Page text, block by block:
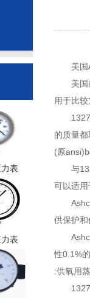
表
表
美
美
用于比
的质量
(原
与
可以适
供保护和
性0.1%
:供氧用